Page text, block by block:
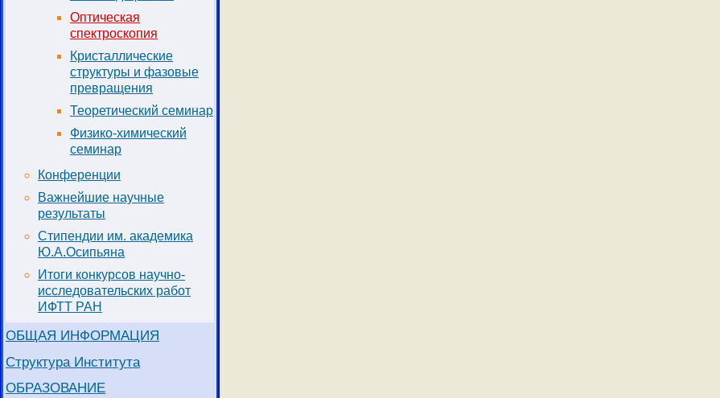
Оптическая
спектроскопия
Кристаллические
структуры и фазовые
превращения
Теоретический семинар
Физико-химический
семинар
Конференции
Важнейшие научные
результаты
Стипендии им. академика
Ю.А.Осипьяна
Итоги конкурсов научно-
исследовательских работ
ИФТТ РАН
ОБЩАЯ ИНФОРМАЦИЯ
Структура Института
ОБРАЗОВАНИЕ